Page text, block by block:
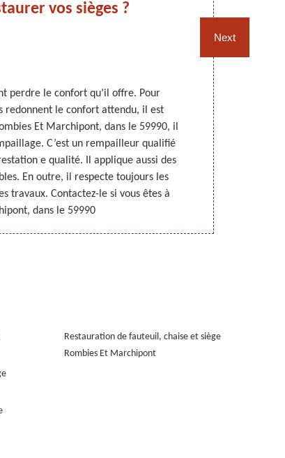
vos sièges ?
perdre le confort qu’il offre. Pour
redonnent le confort attendu, il est
Et Marchipont, dans le 59990, il
C’est un rempailleur qualifié
e qualité. Il applique aussi des
En outre, il respecte toujours les
travaux. Contactez-le si vous êtes à
dans le 59990
Next
Restauration de fauteuil, chaise et siège
Rombies Et Marchipont